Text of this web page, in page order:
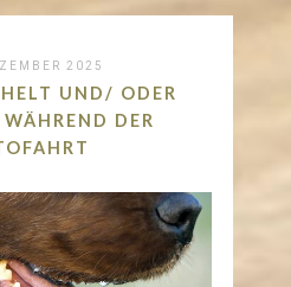
2025
UND/ ODER
DER